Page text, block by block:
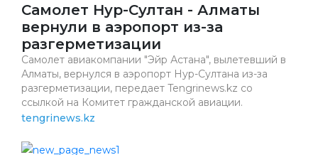
Самолет Нур-Султан - Алматы
вернули в аэропорт из-за
разгерметизации
Самолет авиакомпании "Эйр Астана", вылетевший в
Алматы, вернулся в аэропорт Нур-Султана из-за
разгерметизации, передает Tengrinews.kz со
ссылкой на Комитет гражданской авиации.
tengrinews.kz